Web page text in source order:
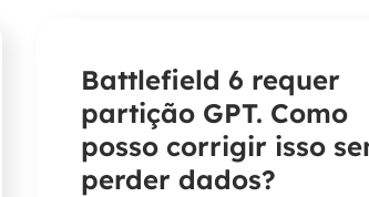
Battlefield 6 requer
partição GPT. Como
posso corrigir isso
perder dados?